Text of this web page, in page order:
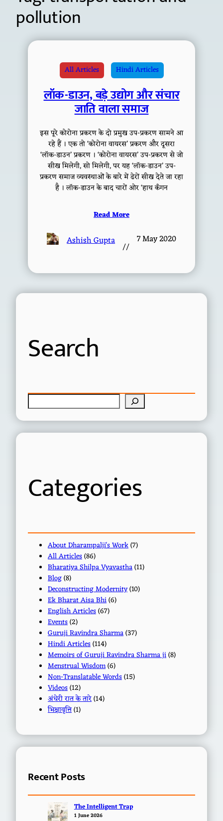
pollution
All Articles Hindi Articles
लॉक-डाउन, बड़े उद्योग और संचार
जाति वाला समाज
इस पूरे कोरोना प्रकरण के दो प्रमुख उप-प्रकरण सामने आ
रहे हैं । एक तो ‘कोरोना वायरस’ प्रकरण और दूसरा
‘लॉक-डाउन’ प्रकरण । ‘कोरोना वायरस’ उप-प्रकरण से जो
सीख मिलेगी, सो मिलेगी, पर यह ‘लॉक-डाउन’ उप-
प्रकरण समाज व्यवस्थाओं के बारे में ढेरों सीख देते जा रहा
है । लॉक-डाउन के बाद चारों ओर ‘हाथ कँगन
Read More
Ashish Gupta //
7 May 2020
Search
S
e
a
r
Categories
About Dharampalji's Work(7)
All Articles(86)
Bharatiya Shilpa Vyavastha(11)
Blog(8)
Deconstructing Modernity(10)
Ek Bharat Aisa Bhi(6)
English Articles(67)
Events(2)
Guruji Ravindra Sharma(37)
Hindi Articles(114)
Memoirs of Guruji Ravindra Sharma ji(8)
Menstrual Wisdom(6)
Non-Translatable Words(15)
Videos(12)
अंधेरी रात के तारे(14)
भिक्षावृत्ति(1)
Recent Posts
The Intelligent Trap
1 June 2026